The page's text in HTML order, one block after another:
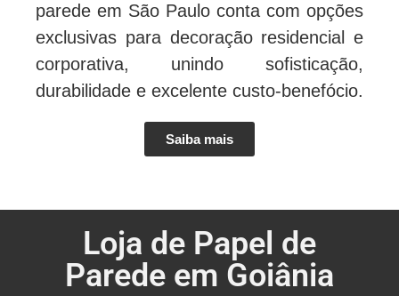
parede em São Paulo conta com opções
exclusivas para decoração residencial e
corporativa, unindo sofisticação,
durabilidade e excelente custo-benefócio.
Saiba mais
Loja de Papel de
Parede em Goiânia